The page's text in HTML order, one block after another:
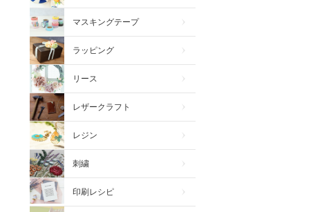
マスキングテープ
ラッピング
リース
レザークラフト
レジン
刺繍
印刷レシピ